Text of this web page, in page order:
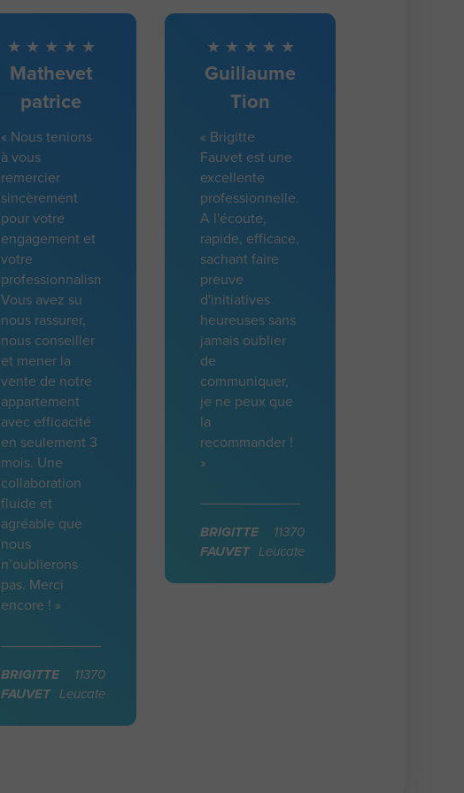
Mathevet
patrice
« Nous tenions
à vous
remercier
sincèrement
pour votre
engagement et
votre
professionnalisme.
Vous avez su
nous rassurer,
nous conseiller
et mener la
vente de notre
appartement
avec efficacité
en seulement 3
mois. Une
collaboration
fluide et
agréable que
nous
n’oublierons
pas. Merci
encore ! »
BRIGITTE
FAUVET
11370
Leucate
Guillaume
Tion
« Brigitte
Fauvet est une
excellente
professionnelle.
A l'écoute,
rapide, efficace,
sachant faire
preuve
d'initiatives
heureuses sans
jamais oublier
de
communiquer,
je ne peux que
la
recommander !
»
BRIGITTE
FAUVET
11370
Leucate